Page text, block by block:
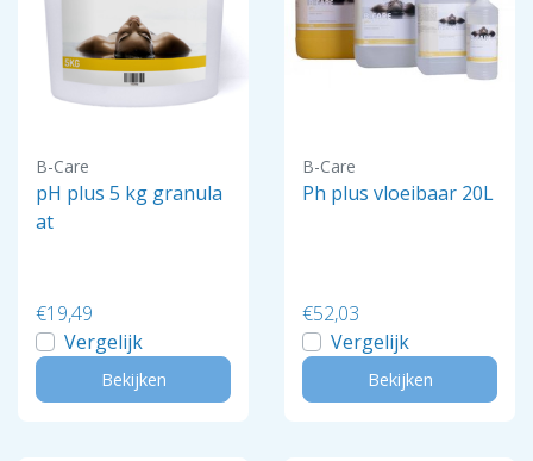
B-Care
pH plus 5 kg granula
at
€19,49
Vergelijk
Bekijken
B-Care
Ph plus vloeibaar 20L
€52,03
Vergelijk
Bekijken